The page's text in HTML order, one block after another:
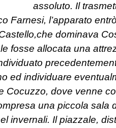
assoluto. Il
l’apparato
dominava
fosse allocata una
ed individuare
Cocuzzo, dove venne
una piccola sala
invernali. Il piazzale,